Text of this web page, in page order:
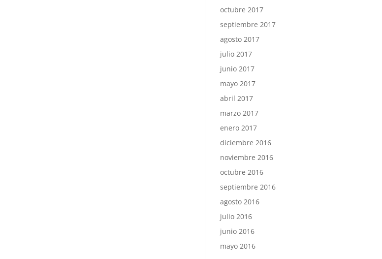
octubre 2017
septiembre 2017
agosto 2017
julio 2017
junio 2017
mayo 2017
abril 2017
marzo 2017
enero 2017
diciembre 2016
noviembre 2016
octubre 2016
septiembre 2016
agosto 2016
julio 2016
junio 2016
mayo 2016